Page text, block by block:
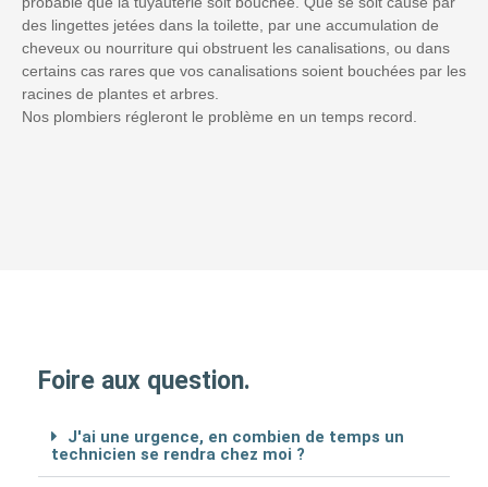
des lingettes jetées dans la toilette, par une accumulation de
cheveux ou nourriture qui obstruent les canalisations, ou dans
certains cas rares que vos canalisations soient bouchées par les
racines de plantes et arbres.
Nos plombiers régleront le problème en un temps record.
Foire aux question.
J'ai une urgence, en combien de temps un
technicien se rendra chez moi ?